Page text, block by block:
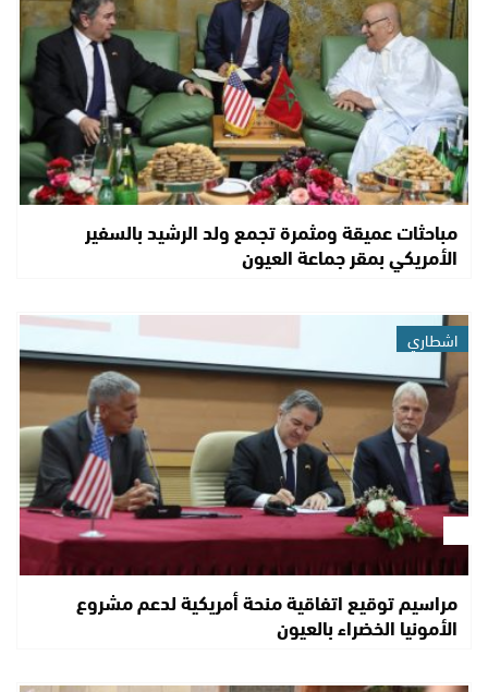
مباحثات عميقة ومثمرة تجمع ولد الرشيد بالسفير
الأمريكي بمقر جماعة العيون
اشطاري
مراسيم توقيع اتفاقية منحة أمريكية لدعم مشروع
الأمونيا الخضراء بالعيون